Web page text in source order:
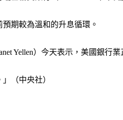
期較為溫和的升息循環。
Yellen）今天表示，美國銀行業
（中央社）